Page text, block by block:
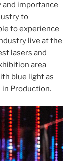
importance
to
to experience
live at the
lasers and
area
blue light as
in Production.